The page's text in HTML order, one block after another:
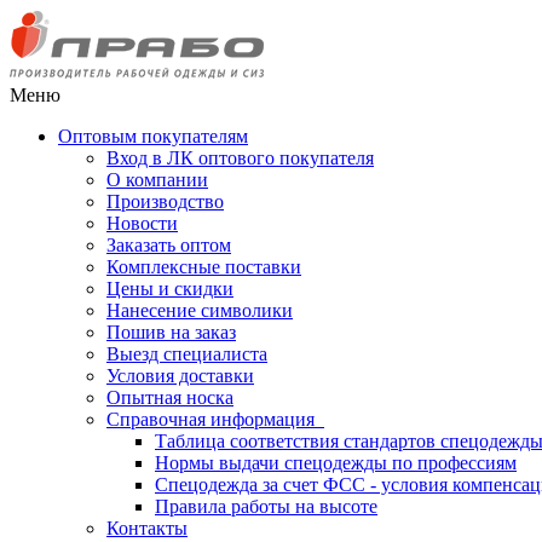
Меню
Оптовым покупателям
Вход в ЛК оптового покупателя
О компании
Производство
Новости
Заказать оптом
Комплексные поставки
Цены и скидки
Нанесение символики
Пошив на заказ
Выезд специалиста
Условия доставки
Опытная носка
Справочная информация
Таблица соответствия стандартов спецодежды
Нормы выдачи спецодежды по профессиям
Спецодежда за счет ФСС - условия
Правила работы на высоте
Контакты